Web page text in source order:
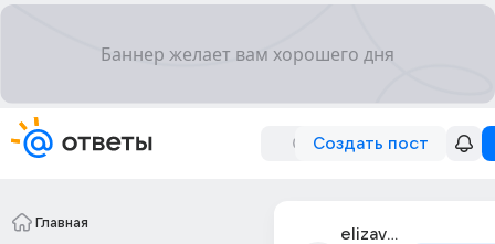
Создать пост
Главная
elizaveta_4347